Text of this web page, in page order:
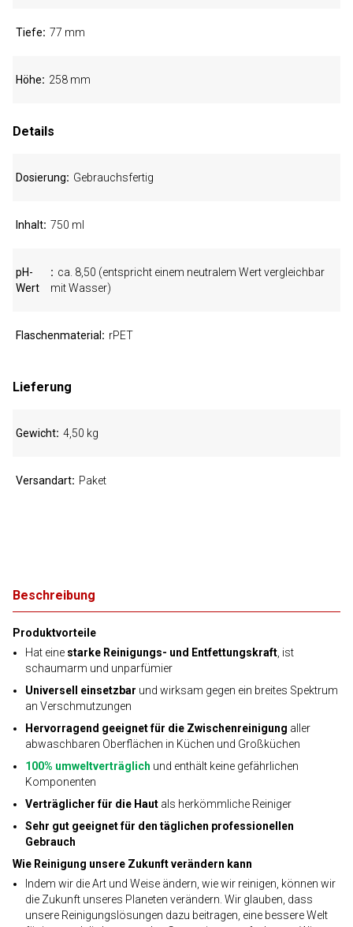
Beschreibung
Produktvorteile
Hat eine starke Reinigungs- und Entfettungskraft , ist
schaumarm und unparfümier
Universell einsetzbar und wirksam gegen ein breites Spektrum
an Verschmutzungen
Hervorragend geeignet für die Zwischenreinigung aller
abwaschbaren Oberflächen in Küchen und Großküchen
100% umweltverträglich und enthält keine gefährlichen
Komponenten
Verträglicher für die Haut als herkömmliche Reiniger
Sehr gut geeignet für den täglichen professionellen
Gebrauch
Wie Reinigung unsere Zukunft verändern kann
Indem wir die Art und Weise ändern, wie wir reinigen, können wir
die Zukunft unseres Planeten verändern. Wir glauben, dass
unsere Reinigungslösungen dazu beitragen, eine bessere Welt
Tiefe 77 mm
Höhe 258 mm
Details
Dosierung Gebrauchsfertig
Inhalt 750 ml
pH-
Wert
ca. 8,50 (entspricht einem neutralem Wert vergleichbar
mit Wasser)
Flaschenmaterial rPET
Lieferung
Gewicht 4,50 kg
Versandart Paket